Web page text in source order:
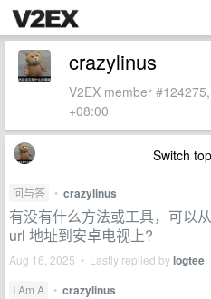
crazylinus
V2EX member
+08:00
Switch
问与答 • crazylinus
有没有什么方法或工具，可以
url 地址到安卓电视上?
Aug 16, 2025 • Lastly replied bylogtee
I Am A • crazylinus